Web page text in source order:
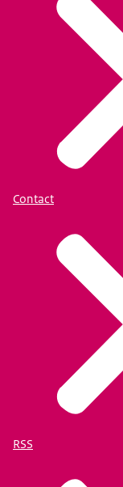
Contact
RSS